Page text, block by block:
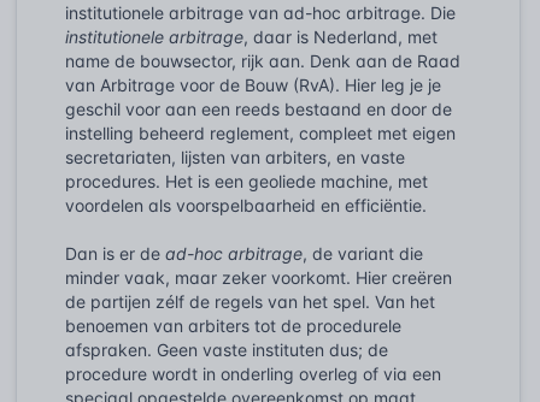
institutionele arbitrage van ad-hoc arbitrage. Die
institutionele arbitrage, daar is Nederland, met
name de bouwsector, rijk aan. Denk aan de Raad
van Arbitrage voor de Bouw (RvA). Hier leg je je
geschil voor aan een reeds bestaand en door de
instelling beheerd reglement, compleet met eigen
secretariaten, lijsten van arbiters, en vaste
procedures. Het is een geoliede machine, met
voordelen als voorspelbaarheid en efficiëntie.
Dan is er de ad-hoc arbitrage, de variant die
minder vaak, maar zeker voorkomt. Hier creëren
de partijen zélf de regels van het spel. Van het
benoemen van arbiters tot de procedurele
afspraken. Geen vaste instituten dus; de
procedure wordt in onderling overleg of via een
speciaal opgestelde overeenkomst op maat